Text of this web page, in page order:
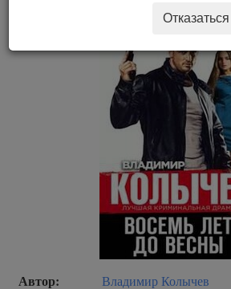
Автор: Владимир Колычев
Отказаться